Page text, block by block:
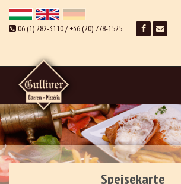
06 (1) 282-3110 / +36 (20) 778-1525
Speisekarte